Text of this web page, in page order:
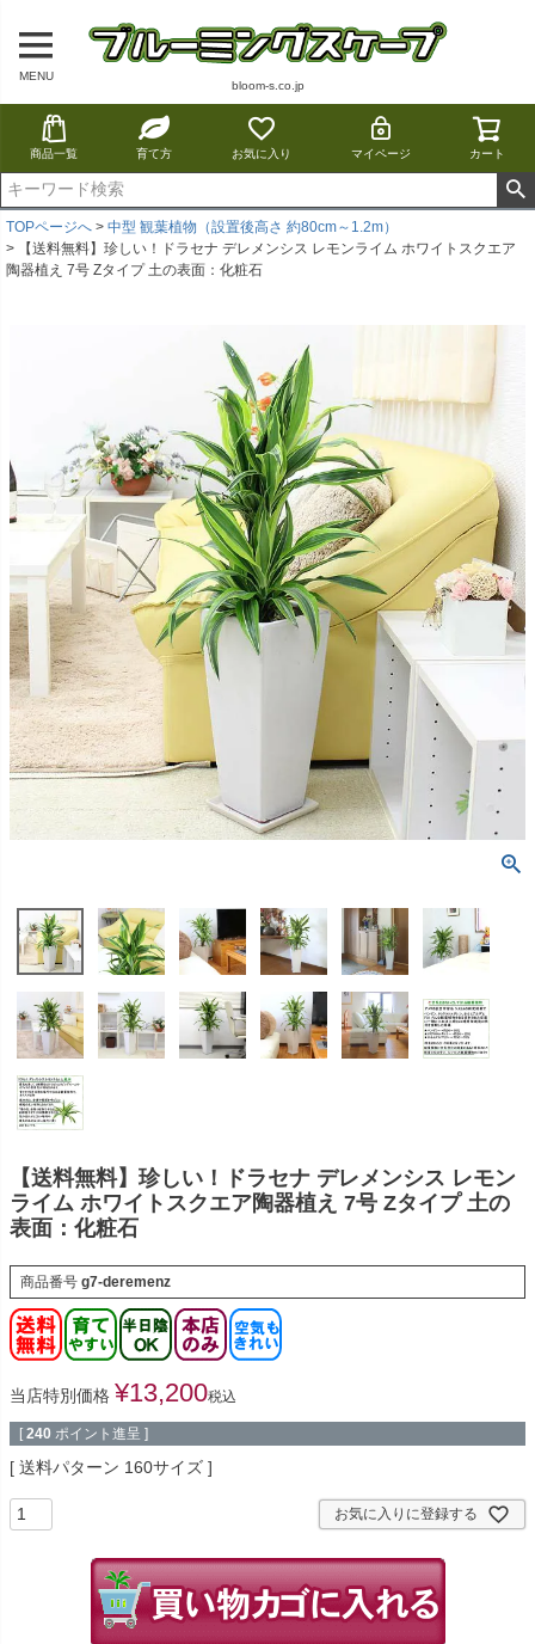
MENU
bloom-s.co.jp
商品一覧 育て方 お気に入り マイページ カート
TOPページへ
中型 観葉植物（設置後高さ 約80cm～1.2m）
【送料無料】珍しい！ドラセナ デレメンシス レモンライム ホワイトスクエア
陶器植え 7号 Zタイプ 土の表面：化粧石
【送料無料】珍しい！ドラセナ デレメンシス レモン
ライム ホワイトスクエア陶器植え 7号 Zタイプ 土の
表面：化粧石
商品番号 g7-deremenz
当店特別価格 ¥13,200税込
[ 240 ポイント進呈 ]
送料パターン 160サイズ
お気に入りに登録する